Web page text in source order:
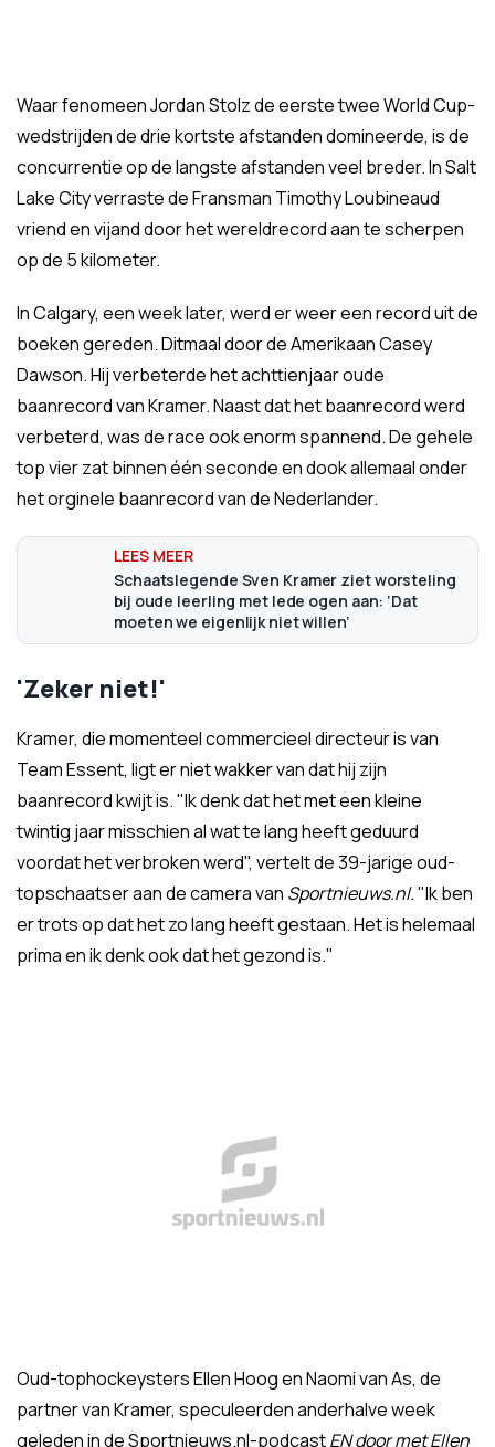
Waar fenomeen Jordan Stolz de eerste twee World Cup-
wedstrijden de drie kortste afstanden domineerde, is de
concurrentie op de langste afstanden veel breder. In Salt
Lake City verraste de Fransman Timothy Loubineaud
vriend en vijand door het wereldrecord aan te scherpen
op de 5 kilometer.
In Calgary, een week later, werd er weer een record uit de
boeken gereden. Ditmaal door de Amerikaan Casey
Dawson. Hij verbeterde het achttienjaar oude
baanrecord van Kramer. Naast dat het baanrecord werd
verbeterd, was de race ook enorm spannend. De gehele
top vier zat binnen één seconde en dook allemaal onder
het orginele baanrecord van de Nederlander.
Schaatslegende Sven Kramer ziet worsteling
bij oude leerling met lede ogen aan: ‘Dat
moeten we eigenlijk niet willen’
'Zeker niet!'
Kramer, die momenteel commercieel directeur is van
Team Essent, ligt er niet wakker van dat hij zijn
baanrecord kwijt is. "Ik denk dat het met een kleine
twintig jaar misschien al wat te lang heeft geduurd
voordat het verbroken werd", vertelt de 39-jarige oud-
topschaatser aan de camera van Sportnieuws.nl."Ik ben
er trots op dat het zo lang heeft gestaan. Het is helemaal
prima en ik denk ook dat het gezond is."
Oud-tophockeysters Ellen Hoog en Naomi van As, de
partner van Kramer, speculeerden anderhalve week
geleden in de Sportnieuws.nl-podcastEN door met Ellen